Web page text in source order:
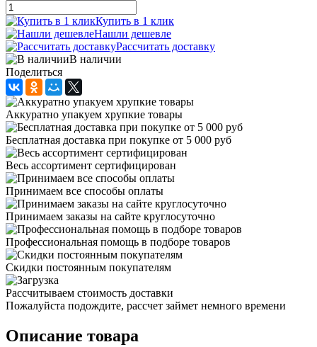
Купить в 1 клик
Нашли дешевле
Рассчитать доставку
В наличии
Поделиться
Аккуратно упакуем хрупкие товары
Бесплатная доставка при покупке от 5 000 руб
Весь ассортимент сертифицирован
Принимаем все способы оплаты
Принимаем заказы на сайте круглосуточно
Профессиональная помощь в подборе товаров
Скидки постоянным покупателям
Рассчитываем стоимость доставки
Пожалуйста подождите, рассчет займет немного времени
Описание товара